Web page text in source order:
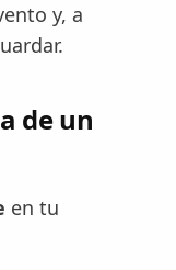
y, a
de un
en tu